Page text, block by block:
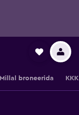
Millal broneerida KKK